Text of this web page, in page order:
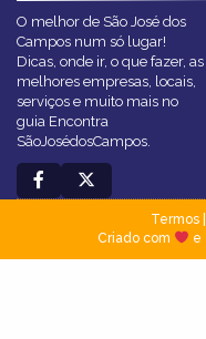
O melhor de São José dos
Campos num só lugar!
Dicas, onde ir, o que fazer, as
melhores empresas, locais,
serviços e muito mais no
guia Encontra
SãoJosédosCampos.
Termos|
Criado com
e